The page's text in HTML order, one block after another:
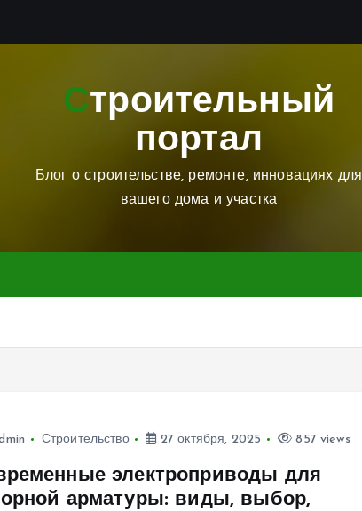
Строительный
портал
Блог о строительстве, ремонте, инновациях для
вашего дома и участка
Строительство 27 октября, 2025 857 views
электроприводы для
арматуры: виды, выбор,